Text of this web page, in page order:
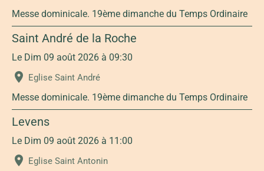
Messe dominicale. 19ème dimanche du Temps Ordinaire
Saint André de la Roche
Le Dim 09 août 2026 à 09:30
Eglise Saint André
Messe dominicale. 19ème dimanche du Temps Ordinaire
Levens
Le Dim 09 août 2026 à 11:00
Eglise Saint Antonin